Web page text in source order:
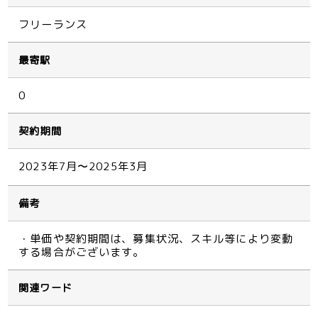
フリーランス
最寄駅
0
契約期間
2023年7月〜2025年3月
備考
・単価や契約期間は、募集状況、スキル等により変動
する場合がございます。
関連ワード